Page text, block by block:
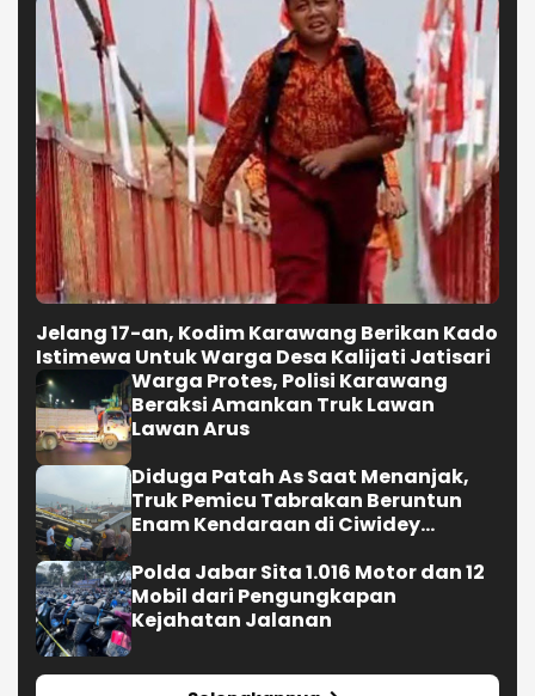
Jelang 17-an, Kodim Karawang Berikan Kado
Istimewa Untuk Warga Desa Kalijati Jatisari
Warga Protes, Polisi Karawang
Beraksi Amankan Truk Lawan
Lawan Arus
Diduga Patah As Saat Menanjak,
Truk Pemicu Tabrakan Beruntun
Enam Kendaraan di Ciwidey
Polda Jabar Sita 1.016 Motor dan 12
Mobil dari Pengungkapan
Kejahatan Jalanan